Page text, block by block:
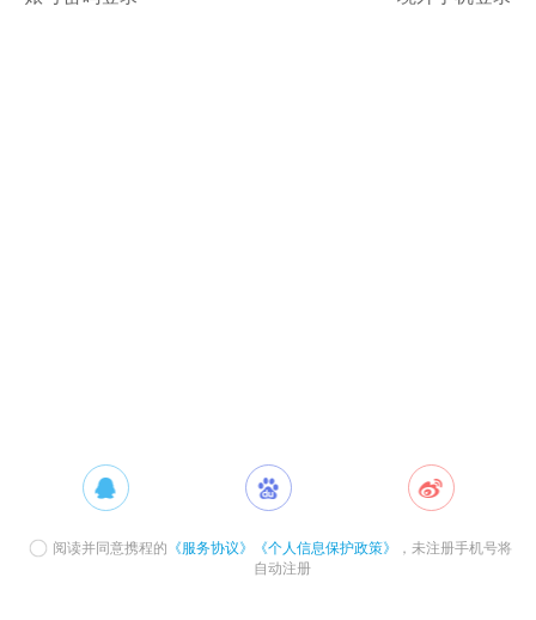
阅读并同意携程的 《服务协议》 《个人信息保护政策》
，未注册手机号将
自动注册